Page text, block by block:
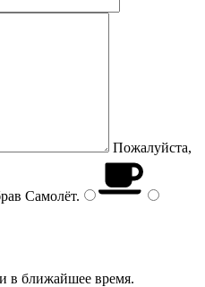
Пожалуйста,
Самолёт.
в ближайшее время.